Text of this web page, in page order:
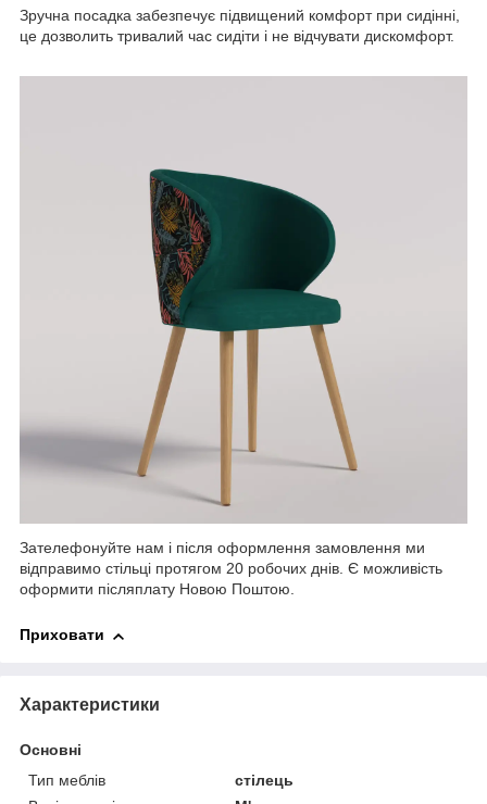
Зручна посадка забезпечує підвищений комфорт при сидінні,
це дозволить тривалий час сидіти і не відчувати дискомфорт.
Зателефонуйте нам і після оформлення замовлення ми
відправимо стільці протягом 20 робочих днів. Є можливість
оформити післяплату Новою Поштою.
Приховати
Характеристики
Основні
Тип меблів
стілець